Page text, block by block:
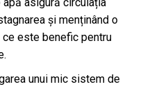
și menținând o
este benefic pentru
unui mic sistem de